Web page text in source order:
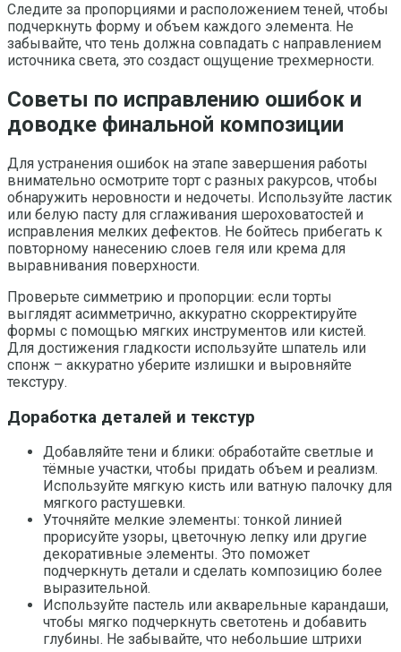
Следите за пропорциями и расположением теней, чтобы
подчеркнуть форму и объем каждого элемента. Не
забывайте, что тень должна совпадать с направлением
источника света, это создаст ощущение трехмерности.
Советы по исправлению ошибок и
доводке финальной композиции
Для устранения ошибок на этапе завершения работы
внимательно осмотрите торт с разных ракурсов, чтобы
обнаружить неровности и недочеты. Используйте ластик
или белую пасту для сглаживания шероховатостей и
исправления мелких дефектов. Не бойтесь прибегать к
повторному нанесению слоев геля или крема для
выравнивания поверхности.
Проверьте симметрию и пропорции: если торты
выглядят асимметрично, аккуратно скорректируйте
формы с помощью мягких инструментов или кистей.
Для достижения гладкости используйте шпатель или
спонж – аккуратно уберите излишки и выровняйте
текстуру.
Доработка деталей и текстур
Добавляйте тени и блики: обработайте светлые и
тёмные участки, чтобы придать объем и реализм.
Используйте мягкую кисть или ватную палочку для
мягкого растушевки.
Уточняйте мелкие элементы: тонкой линией
прорисуйте узоры, цветочную лепку или другие
декоративные элементы. Это поможет
подчеркнуть детали и сделать композицию более
выразительной.
Используйте пастель или акварельные карандаши,
чтобы мягко подчеркнуть светотень и добавить
глубины. Не забывайте, что небольшие штрихи